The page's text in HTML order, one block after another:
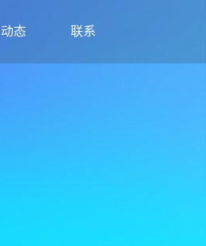
动态 联系